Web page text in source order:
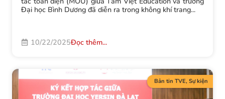
Đại học Bình Dương đã diễn ra trong không khí trang...
10/22/2025Đọc thêm...
Bản tin TVE, Sự kiện